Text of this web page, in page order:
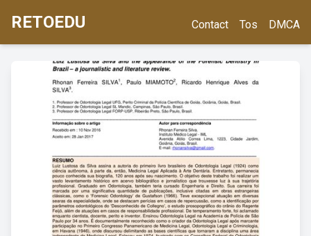
RETOEDU Contact Tos DMCA